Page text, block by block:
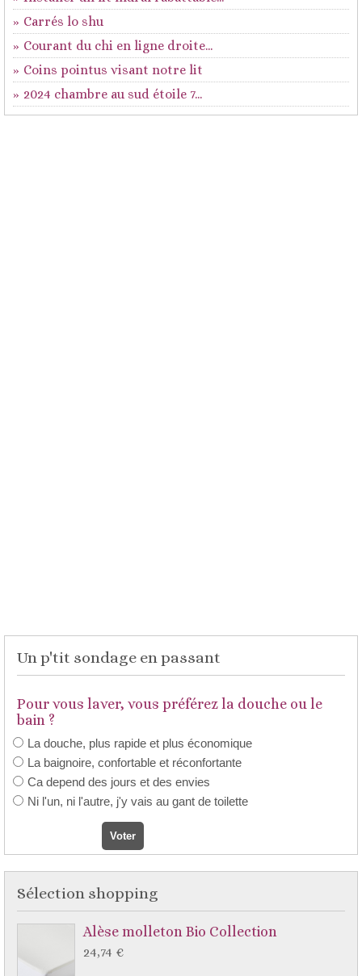
Carrés lo shu
Courant du chi en ligne droite...
Coins pointus visant notre lit
2024 chambre au sud étoile 7...
Un p'tit sondage en passant
Pour vous laver, vous préférez la douche ou le
bain ?
La douche, plus rapide et plus économique
La baignoire, confortable et réconfortante
Ca depend des jours et des envies
Ni l'un, ni l'autre, j'y vais au gant de toilette
Sélection shopping
Alèse molleton Bio Collection
24,74 €